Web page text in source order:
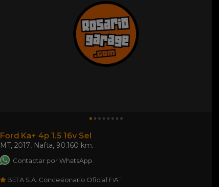
Ford Ka+ 4p 1.5 16v Sel
MT, 2017, Nafta, 90.160 km.
Contactar por WhatsApp
BETA S.A. Concesionario Oficial FIAT